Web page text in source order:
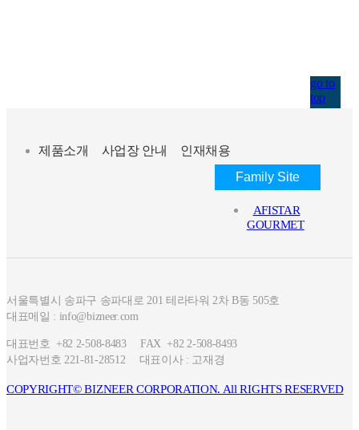
원부자재 +
THERMAL TRANSFER
RIBBON
기타
화장품 용기
접착제 및 본드류
제품소개 사업장 안내
인재채용
Family Site
AFISTAR
GOURMET
서울특별시 송파구 송파대로 201 테라타워 2차 B동 505호
대표메일 : info@bizneer.com
대표번호 +82 2-508-8483
FAX +82 2-508-8493
사업자번호 221-81-28512
대표이사 : 고재경
COPYRIGHT© BIZNEER CORPORATION. All RIGHTS RESERVED
go to
top